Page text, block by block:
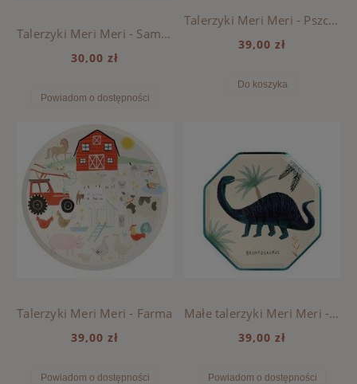
Talerzyki Meri Meri - Samochód
30,00 zł
Powiadom o dostępności
Talerzyki Meri Meri - Pszczoła
39,00 zł
Do koszyka
Talerzyki Meri Meri - Farma
39,00 zł
Powiadom o dostępności
Małe talerzyki Meri Meri - Królestwo dinozaurów
39,00 zł
Powiadom o dostępności